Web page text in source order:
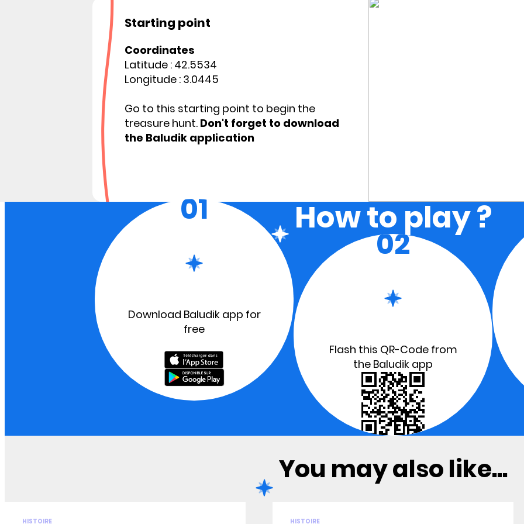
Starting point
Coordinates
Latitude : 42.5534
Longitude : 3.0445
Go to this starting point to begin the
treasure hunt. Don't forget to download
the Baludik application
How to play ?
01
Download Baludik app for
free
02
Flash this QR-Code from
the Baludik app
You may also like...
HISTOIRE HISTOIRE